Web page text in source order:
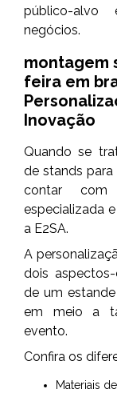
público-
negócios.
montagem
feira em
Inovação
Quando se
de stands para
contar com
especializada
a E2SA.
A
dois
de um
em meio a
evento.
Confira os
Materiais de Qualidade: A E2SA